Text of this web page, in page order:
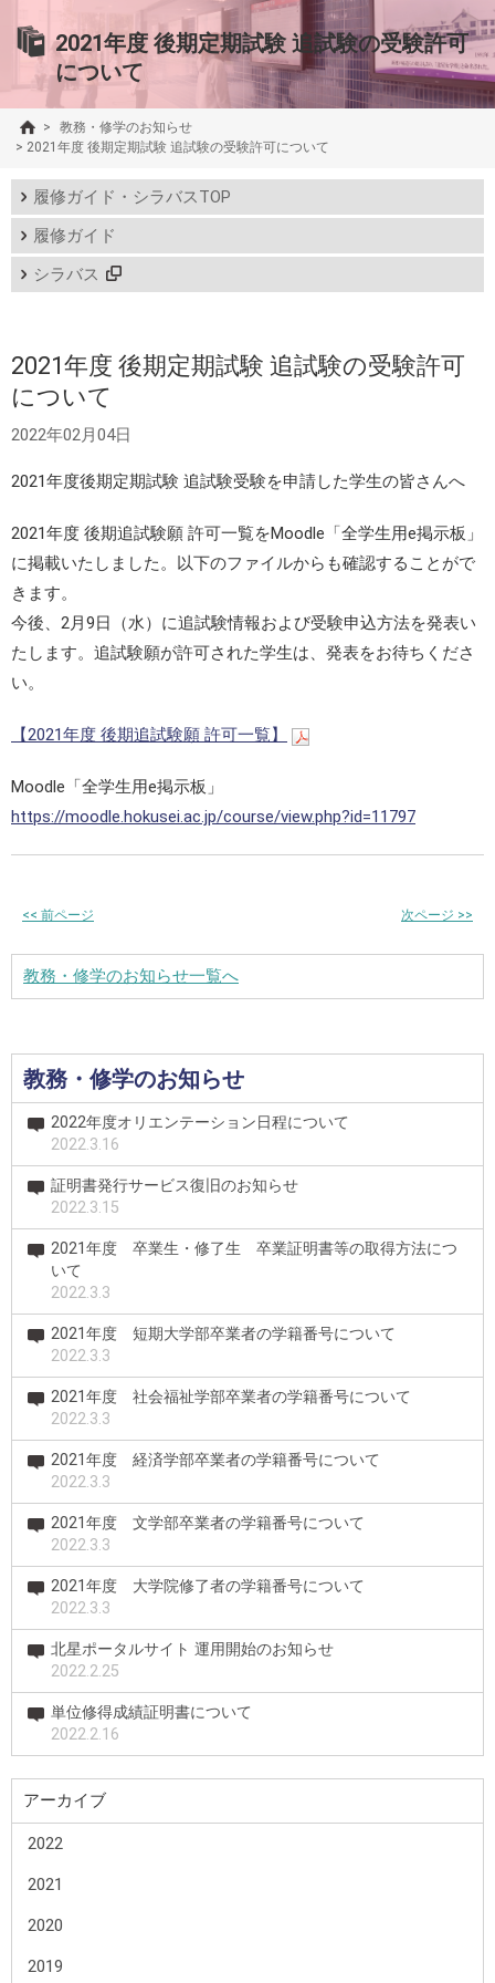
2021年度 後期定期試験 追試験の受験許可
について
>
教務・修学のお知らせ
> 2021年度 後期定期試験 追試験の受験許可について
履修ガイド・シラバスTOP
履修ガイド
シラバス
2021年度 後期定期試験 追試験の受験許可
について
2022年02月04日
2021年度後期定期試験 追試験受験を申請した学生の皆さんへ
2021年度 後期追試験願 許可一覧をMoodle「全学生用e掲示板」
に掲載いたしました。以下のファイルからも確認することがで
きます。
今後、2月9日（水）に追試験情報および受験申込方法を発表い
たします。追試験願が許可された学生は、発表をお待ちくださ
い。
【2021年度 後期追試験願 許可一覧】
Moodle「全学生用e掲示板」
https://moodle.hokusei.ac.jp/course/view.php?id=11797
<< 前ページ 次ページ >>
教務・修学のお知らせ一覧へ
教務・修学のお知らせ
2022年度オリエンテーション日程について
2022.3.16
証明書発行サービス復旧のお知らせ
2022.3.15
2021年度 卒業生・修了生 卒業証明書等の取得方法につ
いて
2022.3.3
2021年度 短期大学部卒業者の学籍番号について
2022.3.3
2021年度 社会福祉学部卒業者の学籍番号について
2022.3.3
2021年度 経済学部卒業者の学籍番号について
2022.3.3
2021年度 文学部卒業者の学籍番号について
2022.3.3
2021年度 大学院修了者の学籍番号について
2022.3.3
北星ポータルサイト 運用開始のお知らせ
2022.2.25
単位修得成績証明書について
2022.2.16
アーカイブ
2022
2021
2020
2019